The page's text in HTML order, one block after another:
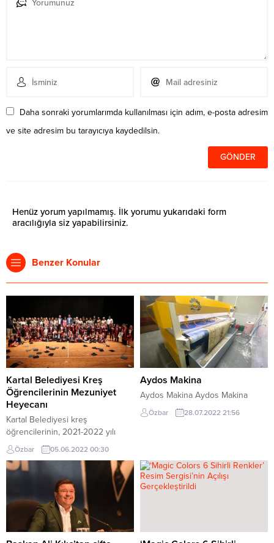
Daha sonraki yorumlarımda kullanılması için adım, e-posta adresim
ve site adresim bu tarayıcıya kaydedilsin.
Henüz yorum yapılmamış. İlk yorumu yukarıdaki form
aracılığıyla siz yapabilirsiniz.
Benzer Konular
Kartal Belediyesi Kreş
Öğrencilerinin Mezuniyet
Heyecanı
Kartal Belediyesi kreş
öğrencilerinin, 2021-2022 yılı
öğretim yılı mezuniyet töreni
büyük bir coşkuyla yapıldı. İlk
diplomalarını alan kreş
öğrencilerini mutlu günlerinde
yalnız bırakmayan, Kartal Belediye
Başkanı Gökhan Yüksel, “Atatürk
İlke ve İnkılapları’na bağlı
öğrenciler yetiştirmenin
Özbar 05.06.2022 00:30
Aydos Makina
Aydos Makina Aydos Makina
Özbar 28.07.2022 21:56